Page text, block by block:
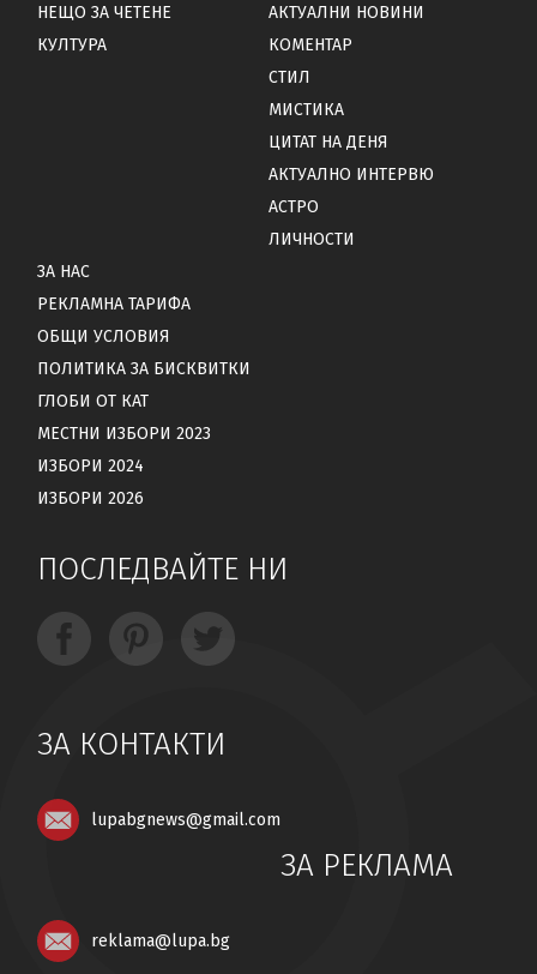
НЕЩО ЗА ЧЕТЕНЕ
КУЛТУРА
АКТУАЛНИ НОВИНИ
КОМЕНТАР
СТИЛ
МИСТИКА
ЦИТАТ НА ДЕНЯ
АКТУАЛНО ИНТЕРВЮ
АСТРО
ЛИЧНОСТИ
ЗА НАС
РЕКЛАМНА ТАРИФА
ОБЩИ УСЛОВИЯ
ПОЛИТИКА ЗА БИСКВИТКИ
ГЛОБИ ОТ КАТ
МЕСТНИ ИЗБОРИ 2023
ИЗБОРИ 2024
ИЗБОРИ 2026
ПОСЛЕДВАЙТЕ НИ
ЗА КОНТАКТИ
lupabgnews@gmail.com
ЗА РЕКЛАМА
reklama@lupa.bg